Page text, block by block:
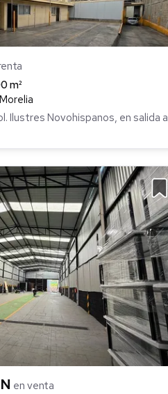
m²
Ilustres Novohispanos, en salida a
en venta